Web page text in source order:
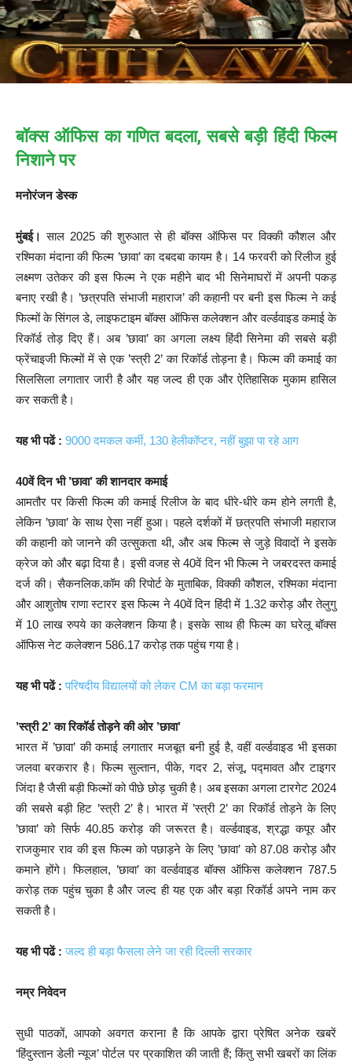
बॉक्स ऑफिस का गणित बदला, सबसे बड़ी हिंदी फिल्म
निशाने पर
मनोरंजन डेस्क
मुंबई। साल 2025 की शुरुआत से ही बॉक्स ऑफिस पर विक्की कौशल और
रश्मिका मंदाना की फिल्म ’छावा’ का दबदबा कायम है। 14 फरवरी को रिलीज हुई
लक्ष्मण उतेकर की इस फिल्म ने एक महीने बाद भी सिनेमाघरों में अपनी पकड़
बनाए रखी है। ’छत्रपति संभाजी महाराज’ की कहानी पर बनी इस फिल्म ने कई
फिल्मों के सिंगल डे, लाइफटाइम बॉक्स ऑफिस कलेक्शन और वर्ल्डवाइड कमाई के
रिकॉर्ड तोड़ दिए हैं। अब ’छावा’ का अगला लक्ष्य हिंदी सिनेमा की सबसे बड़ी
फ्रेंचाइजी फिल्मों में से एक ’स्त्री 2’ का रिकॉर्ड तोड़ना है। फिल्म की कमाई का
सिलसिला लगातार जारी है और यह जल्द ही एक और ऐतिहासिक मुकाम हासिल
कर सकती है।
यह भी पढें : 9000 दमकल कर्मी, 130 हेलीकॉप्टर, नहीं बुझा पा रहे आग
40वें दिन भी ’छावा’ की शानदार कमाई
आमतौर पर किसी फिल्म की कमाई रिलीज के बाद धीरे-धीरे कम होने लगती है,
लेकिन ’छावा’ के साथ ऐसा नहीं हुआ। पहले दर्शकों में छत्रपति संभाजी महाराज
की कहानी को जानने की उत्सुकता थी, और अब फिल्म से जुड़े विवादों ने इसके
क्रेज को और बढ़ा दिया है। इसी वजह से 40वें दिन भी फिल्म ने जबरदस्त कमाई
दर्ज की। सैकनलिक.कॉम की रिपोर्ट के मुताबिक, विक्की कौशल, रश्मिका मंदाना
और आशुतोष राणा स्टारर इस फिल्म ने 40वें दिन हिंदी में 1.32 करोड़ और तेलुगु
में 10 लाख रुपये का कलेक्शन किया है। इसके साथ ही फिल्म का घरेलू बॉक्स
ऑफिस नेट कलेक्शन 586.17 करोड़ तक पहुंच गया है।
यह भी पढें : परिषदीय विद्यालयों को लेकर CM का बड़ा फरमान
’स्त्री 2’ का रिकॉर्ड तोड़ने की ओर ’छावा’
भारत में ’छावा’ की कमाई लगातार मजबूत बनी हुई है, वहीं वर्ल्डवाइड भी इसका
जलवा बरकरार है। फिल्म सुल्तान, पीके, गदर 2, संजू, पद्मावत और टाइगर
जिंदा है जैसी बड़ी फिल्मों को पीछे छोड़ चुकी है। अब इसका अगला टारगेट 2024
की सबसे बड़ी हिट ’स्त्री 2’ है। भारत में ’स्त्री 2’ का रिकॉर्ड तोड़ने के लिए
’छावा’ को सिर्फ 40.85 करोड़ की जरूरत है। वर्ल्डवाइड, श्रद्धा कपूर और
राजकुमार राव की इस फिल्म को पछाड़ने के लिए ’छावा’ को 87.08 करोड़ और
कमाने होंगे। फिलहाल, ’छावा’ का वर्ल्डवाइड बॉक्स ऑफिस कलेक्शन 787.5
करोड़ तक पहुंच चुका है और जल्द ही यह एक और बड़ा रिकॉर्ड अपने नाम कर
सकती है।
यह भी पढें : जल्द ही बड़ा फैसला लेने जा रही दिल्ली सरकार
नम्र निवेदन
सुधी पाठकों, आपको अवगत कराना है कि आपके द्वारा प्रेषित अनेक खबरें
‘हिंदुस्तान डेली न्यूज’ पोर्टल पर प्रकाशित की जाती हैं; किंतु सभी खबरों का लिंक